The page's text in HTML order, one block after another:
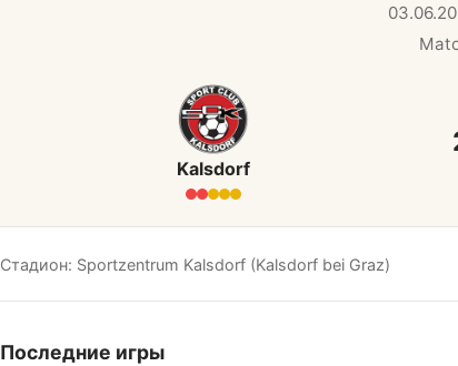
Kalsdorf
Стадион: Sportzentrum Kalsdorf (Kalsdorf bei Graz)
Последние игры